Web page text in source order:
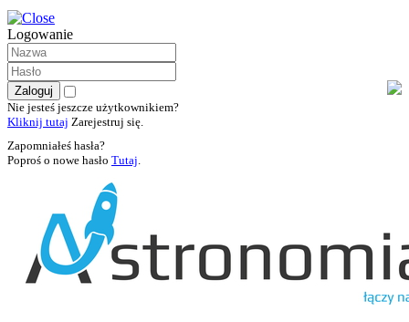
Logowanie
Nie jesteś jeszcze użytkownikiem?
Kliknij tutaj Zarejestruj się.
Zapomniałeś hasła?
Poproś o nowe hasło Tutaj.